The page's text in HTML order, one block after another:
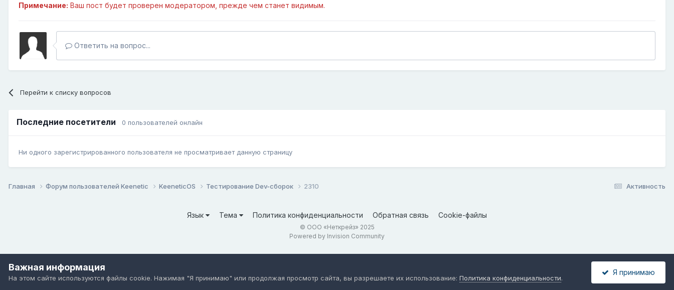
Примечание: Ваш пост будет проверен модератором, прежде чем станет видимым.
Ответить на вопрос...
Перейти к списку вопросов
Последние посетители 0 пользователей онлайн
Ни одного зарегистрированного пользователя не просматривает данную страницу
Активность
Главная Форум пользователей Keenetic KeeneticOS Тестирование Dev-сборок 2310
Язык Тема Политика конфиденциальности Обратная связь Cookie-файлы
© ООО «Неткрейз» 2025
Powered by Invision Community
Важная информация
На этом сайте используются файлы cookie. Нажимая "Я принимаю" или продолжая просмотр сайта, вы разрешаете их использование: Политика конфиденциальности.
Я принимаю